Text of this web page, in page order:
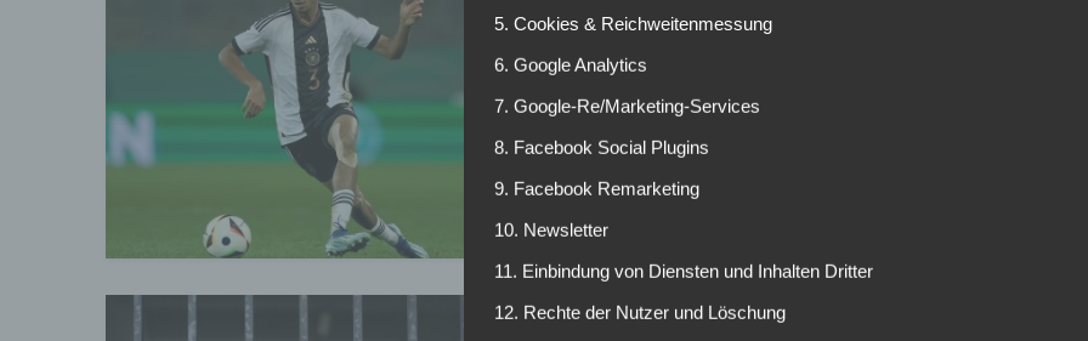
Rohdiamant Nathaniel Brown?
10.01.2024
Nathaniel Brown spielt ab kommenden Sommer für Eintracht
bereits in...
5. Cookies & Reichweitenmessung
6. Google Analytics
7. Google-Re/Marketing-Services
8. Facebook Social Plugins
9. Facebook Remarketing
10. Newsletter
11. Einbindung von Diensten und Inhalten Dritter
12. Rechte der Nutzer und Löschung